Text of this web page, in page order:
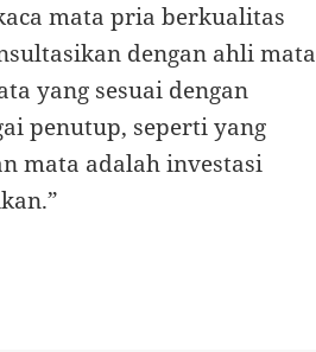
mata pria berkualitas
dengan ahli mata
yang sesuai dengan
penutup, seperti yang
mata adalah investasi